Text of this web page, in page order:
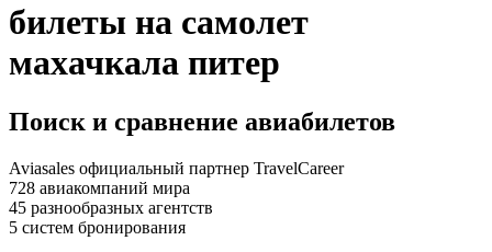
билеты на самолет
махачкала питер
Поиск и сравнение авиабилетов
Aviasales официальный партнер TravelCareer
728 авиакомпаний мира
45 разнообразных агентств
5 систем бронирования